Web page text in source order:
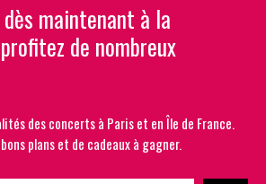
maintenant à la
de nombreux
des concerts à Paris et en Île de France.
plans et de cadeaux à gagner.